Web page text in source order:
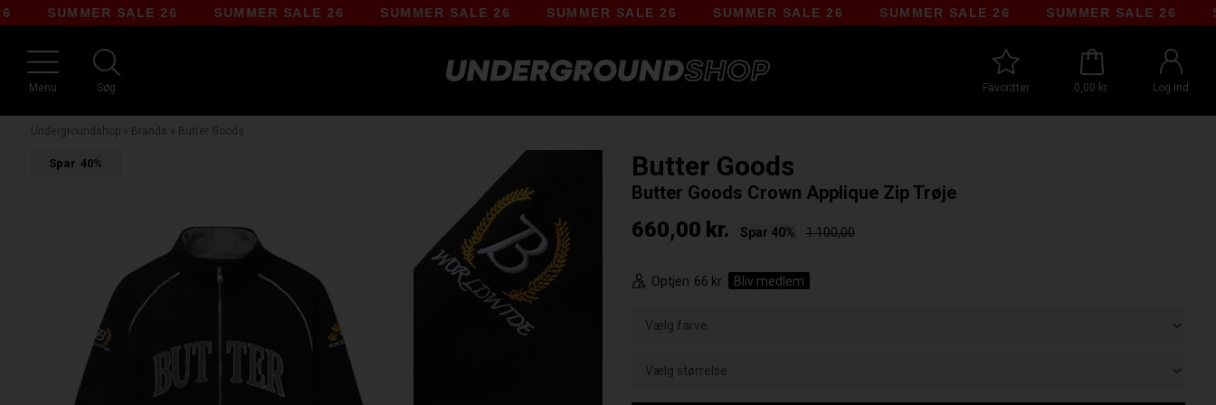
SUMMER SALE 26 SUMMER SALE 26 SUMMER SALE 26 SUMMER SALE 26 SUMMER SALE 26 SUMMER SALE 26 SUMMER SALE 26
Favoritter 0,00 kr. Log ind
Menu Søg
Undergroundshop» Brands » Butter Goods
Spar 40% Butter Goods
Butter Goods Crown Applique Zip Trøje
660,00 kr. Spar 40% 1.100,00
Optjen 66 kr. Bliv medlem